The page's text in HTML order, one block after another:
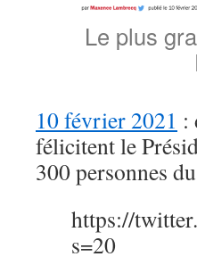
Le plus
10 février 2021 :
félicitent le
300 personnes
https://
s=20